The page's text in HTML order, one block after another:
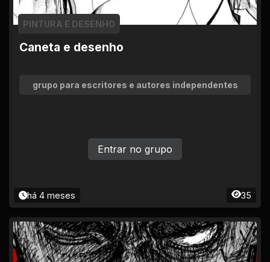
Caneta e desenho
PINTURA E DESENHO
grupo para escritores e autores independentes
há 4 meses 35
Entrar no grupo